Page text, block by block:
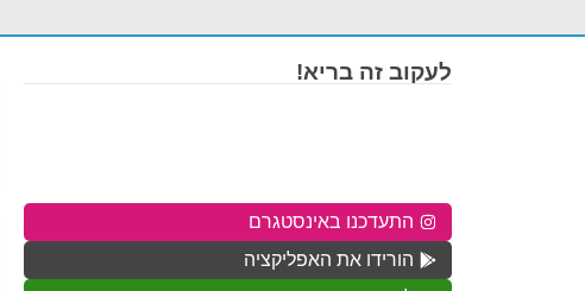
לעקוב זה בריא!
התעדכנו באינסטגרם
הורידו את האפליקציה